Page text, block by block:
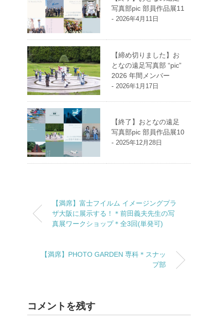
写真部pic 部員作品展11
- 2026年4月11日
【締め切りました】お
となの遠足写真部 “pic”
2026 年間メンバー
- 2026年1月17日
【終了】おとなの遠足
写真部pic 部員作品展10
- 2025年12月28日
【満席】富士フイルム イメージングプラ
ザ大阪に展示する！＊前田義夫先生の写
真展ワークショップ＊全3回(単発可)
【満席】PHOTO GARDEN 専科＊スナッ
プ部
コメントを残す